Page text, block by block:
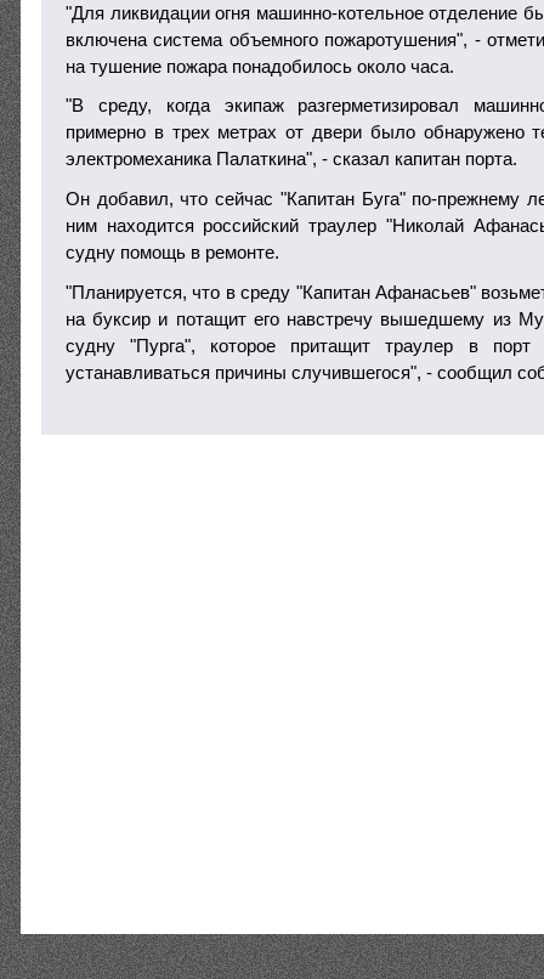
"Для ликвидации огня машинно-котельное отделение
включена система объемного пожаротушения", -
на тушение пожара понадобилось около часа.
"В среду, когда экипаж разгерметизировал
примерно в трех метрах от двери было обнаружено
электромеханика Палаткина", - сказал капитан порта.
Он добавил, что сейчас "Капитан Буга" по-прежнему
ним находится российский траулер "Николай
судну помощь в ремонте.
"Планируется, что в среду "Капитан Афанасьев"
на буксир и потащит его навстречу вышедшему из
судну "Пурга", которое притащит траулер в порт
устанавливаться причины случившегося", - сообщил